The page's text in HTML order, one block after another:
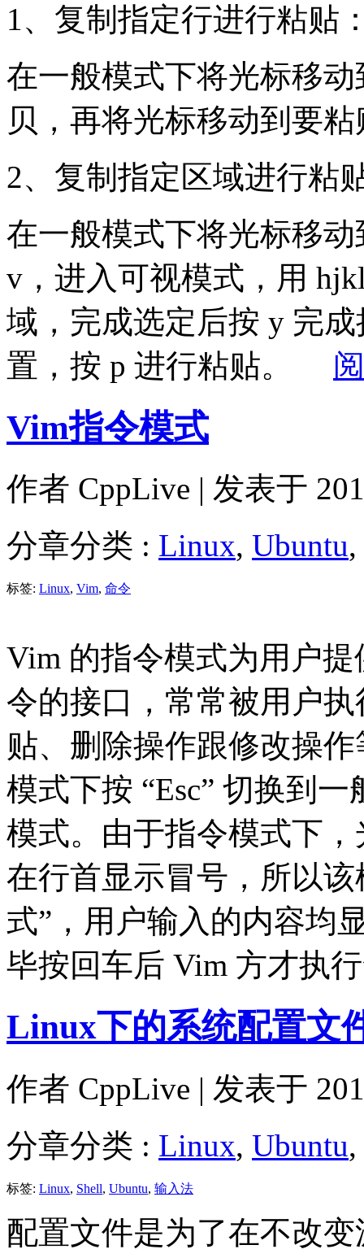
1、复制指定行进行粘贴
在一般模式下将光标移
贝，再将光标移动到要
2、复制指定区域进行粘
在一般模式下将光标移
v，进入可视模式，用
域，完成选定后按 y 完
置，按 p 进行粘贴。
Vim指令模式
作者 CppLive | 发表于
分章分类 : Linux, Ubuntu,
标签: Linux, Vim, 命令
Vim 的指令模式为用户
令的接口，常常被用户
贴、删除操作跟修改操
模式下按 “Esc” 切换到
模式。由于指令模式下
在行首显示冒号，所以
式”，用户输入的内容均
毕按回车后 Vim 方才
Linux下的系统配置文
作者 CppLive | 发表于
分章分类 : Linux, Ubuntu,
标签: Linux, Shell, Ubuntu, 输入法
配置文件是为了在不改